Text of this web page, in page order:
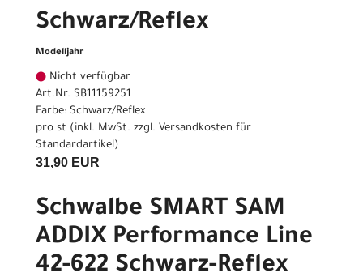
Schwarz/Reflex
Modelljahr
Nicht verfügbar
Art.Nr. SB11159251
Farbe: Schwarz/Reflex
pro st (inkl. MwSt. zzgl. Versandkosten für
Standardartikel)
31,90 EUR
Schwalbe SMART SAM
ADDIX Performance Line
42-622 Schwarz-Reflex